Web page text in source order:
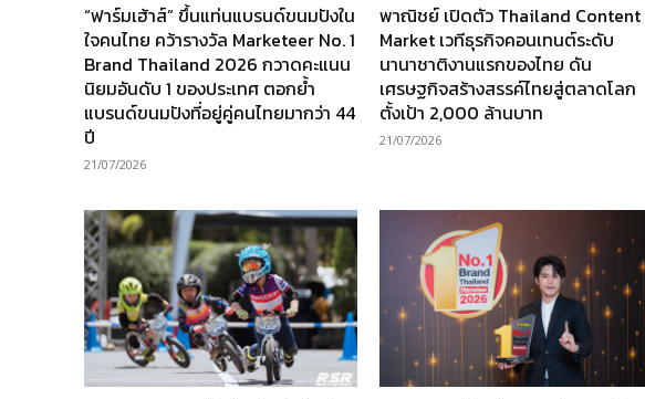
“ฟาร์มเฮ้าส์” ขึ้นแท่นแบรนด์ขนมปังใน
ใจคนไทย คว้ารางวัล Marketeer No. 1
Brand Thailand 2026 กวาดคะแนน
นิยมอันดับ 1 ของประเทศ ตอกย้ำ
แบรนด์ขนมปังที่อยู่คู่คนไทยมากว่า 44
ปี
21/07/2026
พาณิชย์ เปิดตัว Thailand Content
Market เวทีธุรกิจคอนเทนต์ระดับ
นานาชาติงานแรกของไทย ดัน
เศรษฐกิจสร้างสรรค์ไทยสู่ตลาดโลก
ตั้งเป้า 2,000 ล้านบาท
21/07/2026